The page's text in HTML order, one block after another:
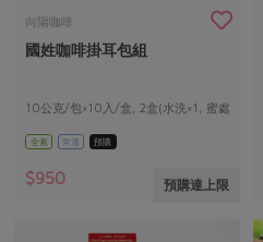
向陽咖啡
國姓咖啡掛耳包組
10公克/包×10入/盒, 2盒(水洗×1, 蜜處
理×1)/組
全素 常溫 預購
$950 預購達上限